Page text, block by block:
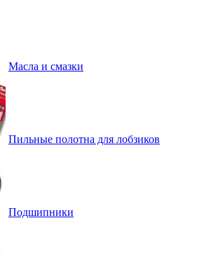
Масла и смазки
Пильные полотна для лобзиков
Подшипники